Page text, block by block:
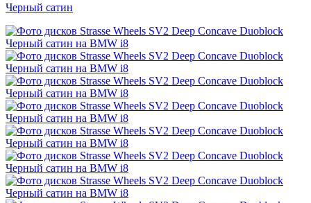
Черный сатин